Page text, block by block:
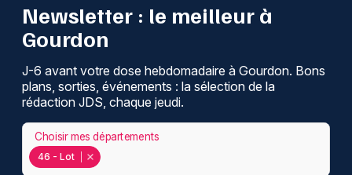
Newsletter : le meilleur à
Gourdon
J-6 avant votre dose hebdomadaire à Gourdon. Bons
plans, sorties, événements : la sélection de la
rédaction JDS, chaque jeudi.
46 - Lot
Choisir mes départements